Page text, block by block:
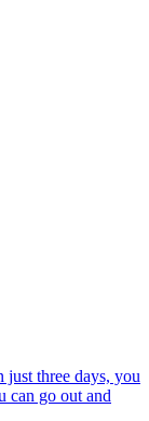
just three days, you
can go out and